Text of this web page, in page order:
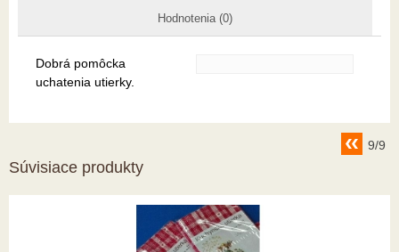
Hodnotenia (0)
Dobrá pomôcka
uchatenia utierky.
9/9
Súvisiace produkty